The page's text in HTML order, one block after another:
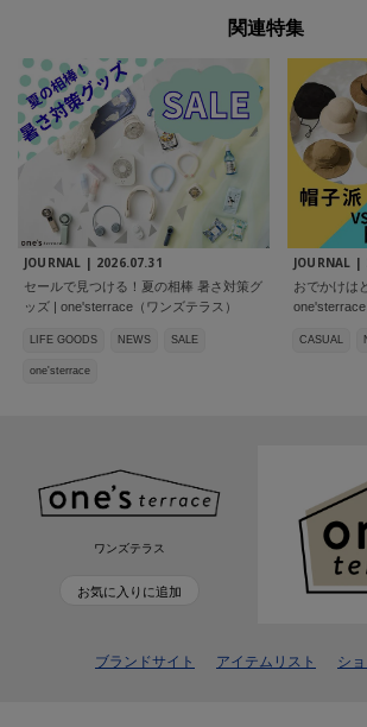
関連特集
JOURNAL | 2026.07.31
セールで見つける！夏の相棒 暑さ対策グ
ッズ | one'sterrace（ワンズテラス）
LIFE GOODS NEWS SALE
one'sterrace
JOURNAL |
おでかけは
one'sterrace
CASUAL
ワンズテラス
お気に入りに追加
ブランドサイト アイテムリスト シ